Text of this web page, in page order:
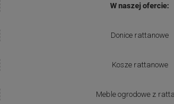
W naszej ofercie:
Donice rattanowe
Kosze rattanowe
Meble ogrodowe z